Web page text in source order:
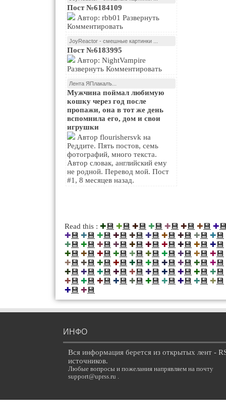
Пост №6184109
Комментировать
JoyReactor - смешные картинки ...
Пост №6183995
Развернуть Комментировать
Лента ЯПлакалъ...
Мужчина поймал любимую
кошку через год после
пропажи, она в тот же день
вспомнила его, дом и свои
игрушки
Реддите. Пять постов, семь
фотографий, много текста.
Автор словак, английский ему
не родной. Перевод мой. Пост
#1, 8 месяцев назад.
Read this : ✚💾 ✚💾 ✚💾 ✚💾 ✚💾 ✚💾 ✚💾 ✚
✚💾 ✚💾 ✚💾 ✚💾 ✚💾 ✚💾 ✚💾 ✚💾 ✚💾 ✚💾
✚💾 ✚💾 ✚💾 ✚💾 ✚💾 ✚💾 ✚💾 ✚💾 ✚💾 ✚💾
✚💾 ✚💾 ✚💾 ✚💾 ✚💾 ✚💾 ✚💾 ✚💾 ✚💾 ✚💾
✚💾 ✚💾 ✚💾 ✚💾 ✚💾 ✚💾 ✚💾 ✚💾 ✚💾 ✚💾
✚💾 ✚💾 ✚💾 ✚💾 ✚💾 ✚💾 ✚💾 ✚💾 ✚💾 ✚💾
✚💾 ✚💾 ✚💾 ✚💾 ✚💾 ✚💾 ✚💾 ✚💾 ✚💾 ✚💾
✚💾 ✚💾
ИНФО
Вся информация берется из открытых лент -
источников.
Любые вопросы и пожелания напрявляем на почту
support@uprss.ru .